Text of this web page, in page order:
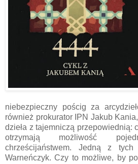
niebezpieczny pościg za
również prokurator IPN Jakub
dzieła z tajemniczą przepowiednią:
otrzymają możliwość
chrześcijaństwem. Jedną z tych
Warneńczyk. Czy to możliwe, by